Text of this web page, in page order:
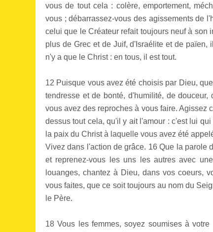
vous de tout cela : colère, emportement,
vous ; débarrassez-vous des agissements de
celui que le Créateur refait toujours neuf à son
plus de Grec et de Juif, d'Israélite et de païen,
n'y a que le Christ : en tous, il est tout.
12 Puisque vous avez été choisis par Dieu,
tendresse et de bonté, d'humilité, de
vous avez des reproches à vous faire. Agissez
dessus tout cela, qu'il y ait l'amour : c'est lui
la paix du Christ à laquelle vous avez été
Vivez dans l'action de grâce. 16 Que la parole
et reprenez-vous les uns les autres avec
louanges, chantez à Dieu, dans vos coeurs,
vous faites, que ce soit toujours au nom du
le Père.
18 Vous les femmes, soyez soumises à